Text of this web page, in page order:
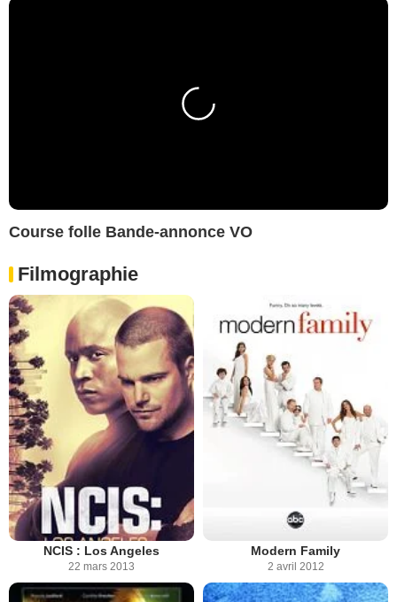
Course folle Bande-annonce VO
Filmographie
NCIS : Los Angeles
22 mars 2013
Modern Family
2 avril 2012